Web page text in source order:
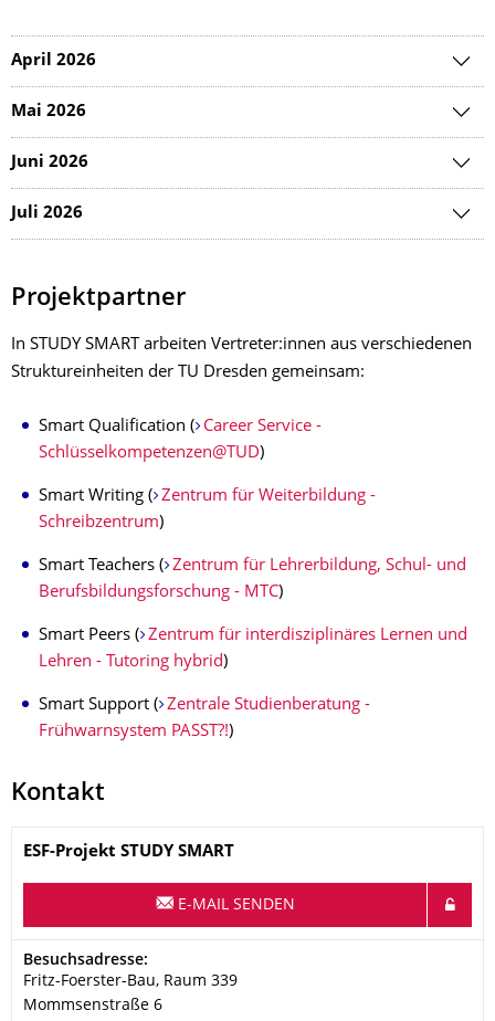
April 2026
Mai 2026
Juni 2026
Juli 2026
Projektpartner
In STUDY SMART arbeiten Vertreter:innen aus verschiedenen
Struktureinheiten der TU Dresden gemeinsam:
Smart Qualification (
Career Service -
Schlüsselkompetenzen@TUD)
Smart Writing ( Zentrum für Weiterbildung -
Schreibzentrum)
Smart Teachers ( Zentrum für Lehrerbildung, Schul- und
Berufsbildungsforschung - MTC)
Smart Peers ( Zentrum für interdisziplinäres Lernen und
Lehren - Tutoring hybrid )
Smart Support ( Zentrale Studienberatung -
Frühwarnsystem PASST?!)
Kontakt
Name
ESF-Projekt STUDY SMART
E-MAIL SENDEN
Adresse
Besuchsadresse:
Fritz-Foerster-Bau, Raum 339
Mommsenstraße 6